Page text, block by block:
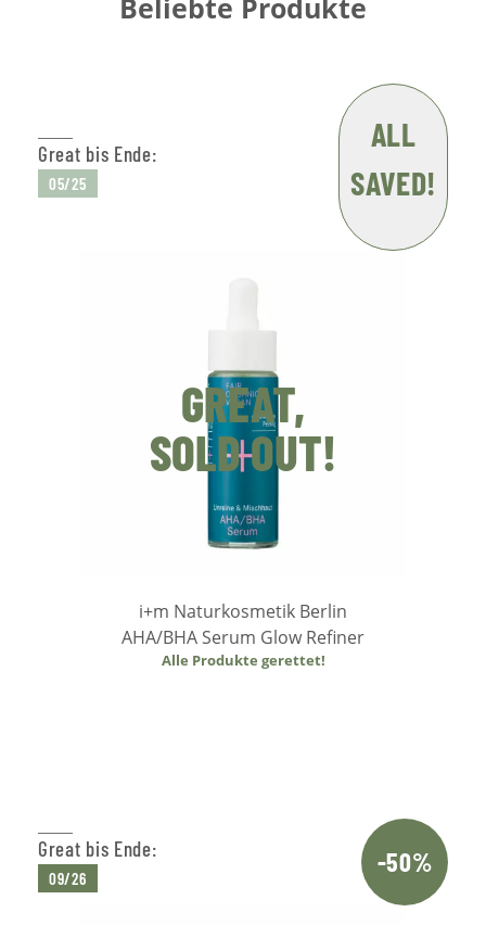
Beliebte Produkte
Great bis Ende:
05/25
ALL
SAVED!
GREAT,
SOLD OUT!
i+m Naturkosmetik Berlin
AHA/BHA Serum Glow Refiner
Alle Produkte gerettet!
Great bis Ende:
09/26
-50%